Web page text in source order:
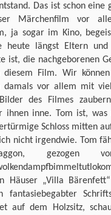
Das ist schon eine
Märchenfilm vor
ja sogar im Kino,
längst Eltern und
ist, die nachgeborenen
Film. Wir
damals vor allem mit
des Filmes
ihnen inne. Tom ist, was
Schloss mitten
nicht irgendwie. Tom
gezogen
Häuser „Villa
fantasiebegabter
auf dem Holzsitz,